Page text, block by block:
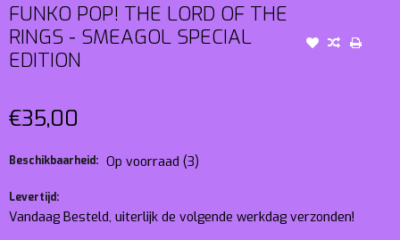
FUNKO POP! THE LORD OF THE
RINGS - SMEAGOL SPECIAL
EDITION
€35,00
Beschikbaarheid: Op voorraad (3)
Levertijd:
Vandaag Besteld, uiterlijk de volgende werkdag verzonden!